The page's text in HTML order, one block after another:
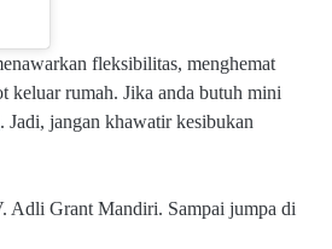
fleksibilitas, menghemat
keluar rumah. Jika anda butuh mini
. Jadi, jangan khawatir kesibukan
Adli Grant Mandiri. Sampai jumpa di